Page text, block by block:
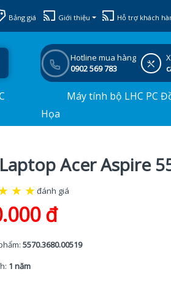
Bảng giá Giới thiệu Hỗ trợ khách
Hotline mua hàng
0902 569 783
Máy tính bộ LHC PC
Họa
Acer Aspire
★ ★đánh giá
đ
5570.3680.00519
1 năm